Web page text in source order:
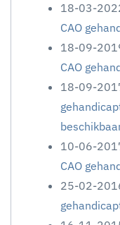
18-03-
CAO
18-09-
CAO
18-09-
10-06-
CAO
25-02-